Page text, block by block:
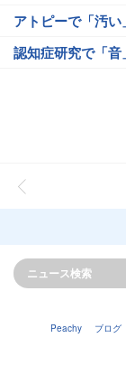
アトピーで「汚
認知症研究で「
Peachy ブログ